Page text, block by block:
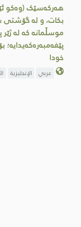
هەرکەسێک (وەكو
بکات، و لە گۆشتی
موسڵمانە کە لە ژێر
پێغەمبەرەکەیدایە؛
خودا
عربي الإنجليزية